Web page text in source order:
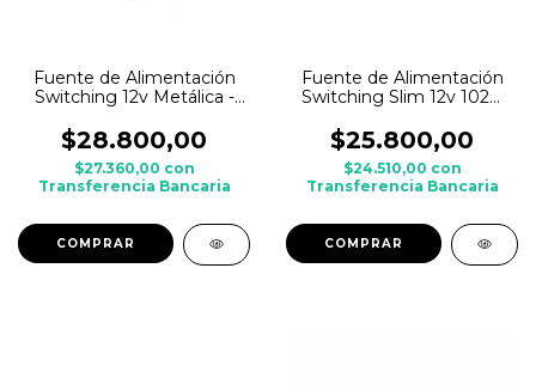
Fuente de Alimentación
Switching 12v Metálica -
$28.800,00
$27.360,00 con
Transferencia Bancaria
Fuente de Alimentación
Switching Slim 12v 102w
$25.800,00
$24.510,00 con
Transferencia Bancaria